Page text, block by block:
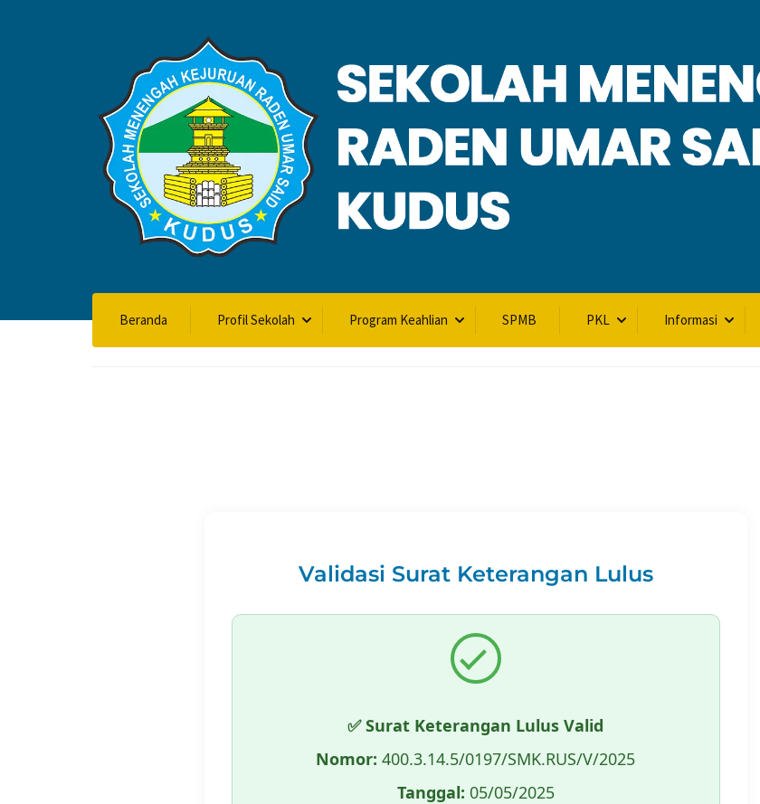
Beranda Profil Sekolah Program Keahlian SPMB PKL Informasi
VALIDASI SKL
Home
Validasi Surat Keterangan Lulus
✅ Surat Keterangan Lulus Valid
Nomor: 400.3.14.5/0197/SMK.RUS/V/2025
Tanggal: 05/05/2025